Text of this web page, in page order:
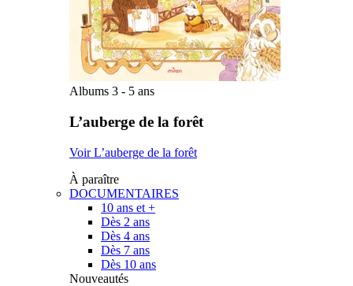
Albums 3 - 5 ans
L’auberge de la forêt
Voir L’auberge de la forêt
À paraître
DOCUMENTAIRES
10 ans et +
Dès 2 ans
Dès 4 ans
Dès 7 ans
Dès 10 ans
Nouveautés